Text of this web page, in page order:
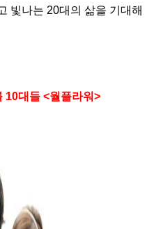
빛나는 20대의 삶을 기대해
10대들 <월플라워>